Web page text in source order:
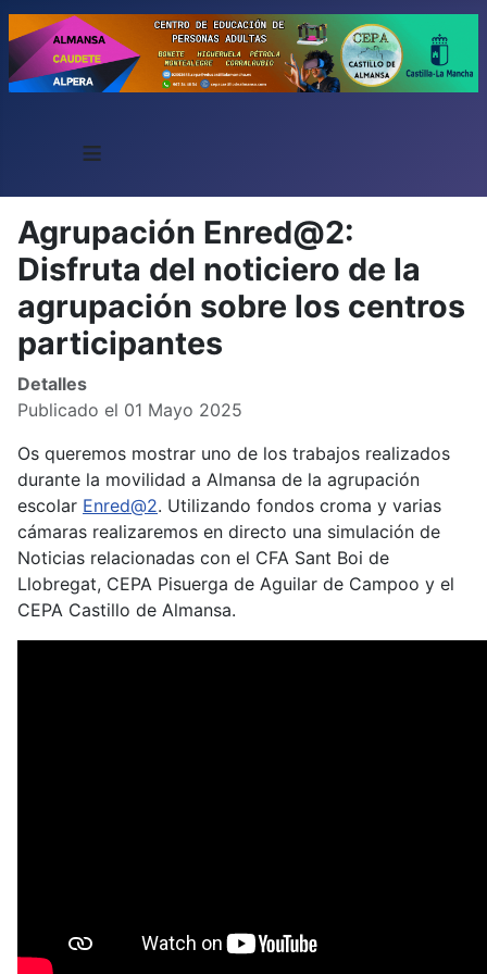
≡
Agrupación Enred@2:
Disfruta del noticiero de la
agrupación sobre los centros
participantes
Detalles
Publicado el 01 Mayo 2025
Os queremos mostrar uno de los trabajos realizados
durante la movilidad a Almansa de la agrupación
escolar Enred@2. Utilizando fondos croma y varias
cámaras realizaremos en directo una simulación de
Noticias relacionadas con el CFA Sant Boi de
Llobregat, CEPA Pisuerga de Aguilar de Campoo y el
CEPA Castillo de Almansa.